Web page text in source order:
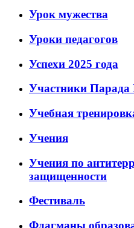
Урок мужества
Уроки педагогов
Успехи 2025 года
Участники
Учебная
Учения
Учения по
защищенности
Фестиваль
Флагманы